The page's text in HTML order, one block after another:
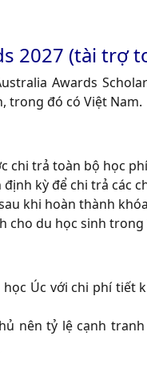
2027 (tài trợ
Awards
trong đó có Việt Nam.
chi trả toàn bộ học
kỳ để chi trả các
khi hoàn thành
cho du học sinh
Úc với chi phí tiết
nên tỷ lệ cạnh